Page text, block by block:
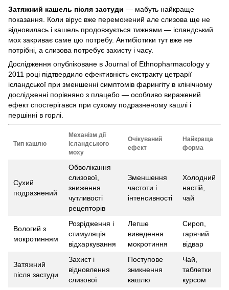
Затяжний кашель після застуди — мабуть найкраще
показання. Коли вірус вже переможений але слизова ще не
відновилась і кашель продовжується тижнями — ісландський
мох закриває саме цю потребу. Антибіотики тут вже не
потрібні, а слизова потребує захисту і часу.
Дослідження опубліковане в Journal of Ethnopharmacology у
2011 році підтвердило ефективність екстракту цетрарії
ісландської при зменшенні симптомів фарингіту в клінічному
дослідженні порівняно з плацебо — особливо виражений
ефект спостерігався при сухому подразненому кашлі і
першінні в горлі.
Тип кашлю
Механізм дії
ісландського
моху
Очікуваний
ефект
Найкраща
форма
Сухий
подразнений
Обволікання
слизової,
зниження
чутливості
рецепторів
Зменшення
частоти і
інтенсивності
Холодний
настій,
чай
Вологий з
мокротинням
Розрідження і
стимуляція
відхаркування
Легше
виведення
мокротиння
Сироп,
гарячий
відвар
Затяжний
після застуди
Захист і
відновлення
слизової
Поступове
зникнення
кашлю
Чай,
таблетки
курсом